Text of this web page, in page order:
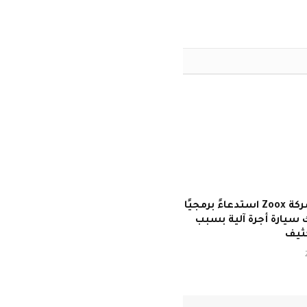
أصدرت شركة Zoox استدعاءً برمجيًا
سيارة أجرة آلية بسبب